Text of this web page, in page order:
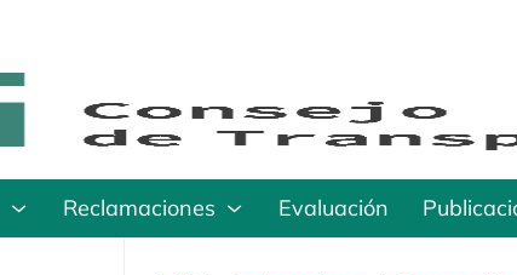
Reclamaciones Evaluación